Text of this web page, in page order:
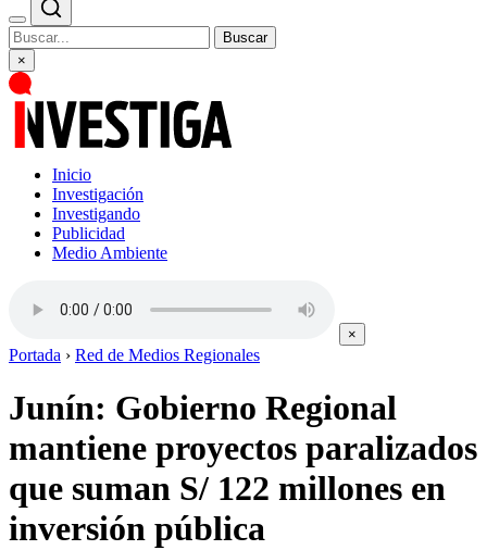
Buscar
×
Inicio
Investigación
Investigando
Publicidad
Medio Ambiente
×
Portada › Red de Medios Regionales
Junín: Gobierno Regional
mantiene proyectos paralizados
que suman S/ 122 millones en
inversión pública